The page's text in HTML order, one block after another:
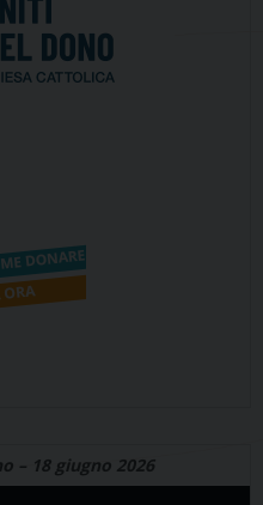
– 18 giugno 2026